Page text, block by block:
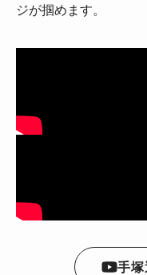
ジが掴めます。
手塚